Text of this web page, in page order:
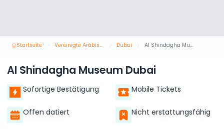
Startseite Vereinigte Arabische Emirate Dubai Al Shindagha Museum Dubai
Al Shindagha Museum Dubai
Sofortige Bestätigung Mobile Tickets
Offen datiert Nicht erstattungsfähig